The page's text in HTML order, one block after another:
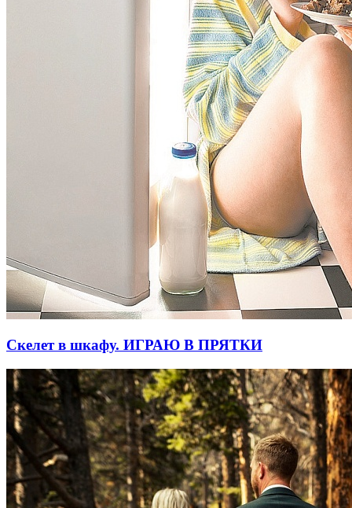
Скелет в шкафу. ИГРАЮ В ПРЯТКИ